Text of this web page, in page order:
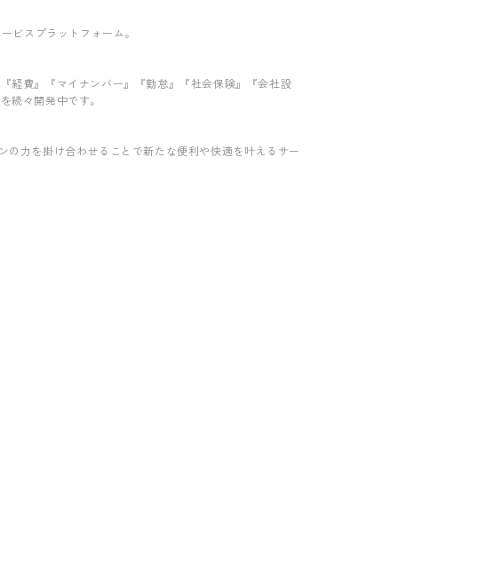
ビスプラットフォーム。
経費』『マイナンバー』『勤怠』『社会保険』『会社設
続々開発中です。
力を掛け合わせることで新たな便利や快適を叶えるサー